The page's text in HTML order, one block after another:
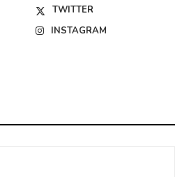
TWITTER
INSTAGRAM